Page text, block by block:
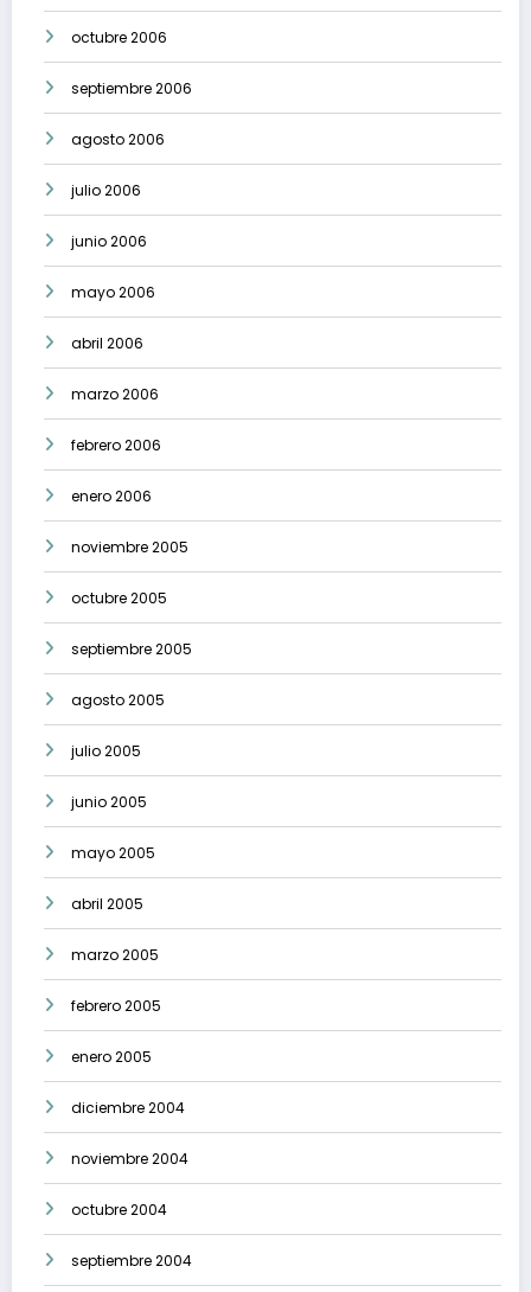
octubre 2006
septiembre 2006
agosto 2006
julio 2006
junio 2006
mayo 2006
abril 2006
marzo 2006
febrero 2006
enero 2006
noviembre 2005
octubre 2005
septiembre 2005
agosto 2005
julio 2005
junio 2005
mayo 2005
abril 2005
marzo 2005
febrero 2005
enero 2005
diciembre 2004
noviembre 2004
octubre 2004
septiembre 2004